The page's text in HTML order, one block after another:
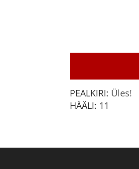
PEALKIRI: Üles!
HÄÄLI: 11